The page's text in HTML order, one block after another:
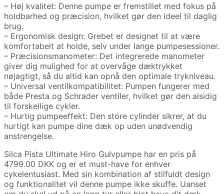
– Høj kvalitet: Denne pumpe er fremstillet med fokus på
holdbarhed og præcision, hvilket gør den ideel til daglig
brug.
– Ergonomisk design: Grebet er designet til at være
komfortabelt at holde, selv under lange pumpesessioner.
– Præcisionsmanometer: Det integrerede manometer
giver dig mulighed for at overvåge dæktrykket
nøjagtigt, så du altid kan opnå den optimale trykniveau.
– Universal ventilkompatibilitet: Pumpen fungerer med
både Presta og Schrader ventiler, hvilket gør den alsidig
til forskellige cykler.
– Hurtig pumpeeffekt: Den store cylinder sikrer, at du
hurtigt kan pumpe dine dæk op uden unødvendig
anstrengelse.
Silca Pista Ultimate Hiro Gulvpumpe har en pris på
4799.00 DKK og er et must-have for enhver
cykelentusiast. Med sin kombination af stilfuldt design
og funktionalitet vil denne pumpe ikke skuffe. Uanset